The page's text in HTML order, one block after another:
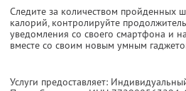
Следите за количеством пройденных
калорий, контролируйте
уведомления со своего смартфона и
вместе со своим новым умным
Услуги предоставляет: